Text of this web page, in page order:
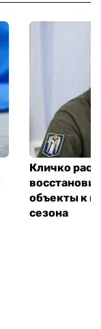
Кличко
объекты к
сезона